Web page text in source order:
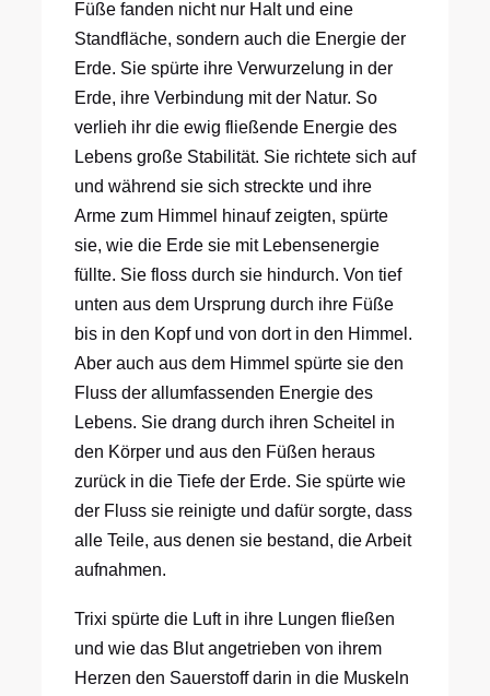
Füße fanden nicht nur Halt und eine
Standfläche, sondern auch die Energie der
Erde. Sie spürte ihre Verwurzelung in der
Erde, ihre Verbindung mit der Natur. So
verlieh ihr die ewig fließende Energie des
Lebens große Stabilität. Sie richtete sich auf
und während sie sich streckte und ihre
Arme zum Himmel hinauf zeigten, spürte
sie, wie die Erde sie mit Lebensenergie
füllte. Sie floss durch sie hindurch. Von tief
unten aus dem Ursprung durch ihre Füße
bis in den Kopf und von dort in den Himmel.
Aber auch aus dem Himmel spürte sie den
Fluss der allumfassenden Energie des
Lebens. Sie drang durch ihren Scheitel in
den Körper und aus den Füßen heraus
zurück in die Tiefe der Erde. Sie spürte wie
der Fluss sie reinigte und dafür sorgte, dass
alle Teile, aus denen sie bestand, die Arbeit
aufnahmen.
Trixi spürte die Luft in ihre Lungen fließen
und wie das Blut angetrieben von ihrem
Herzen den Sauerstoff darin in die Muskeln